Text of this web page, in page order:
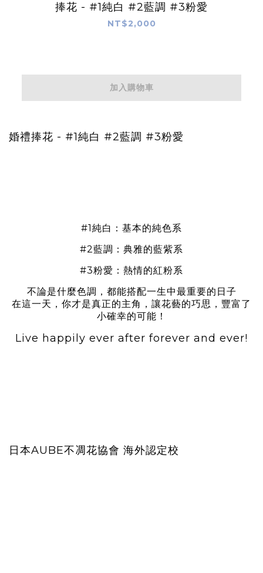
捧花 - #1純白 #2藍調 #3粉愛
NT$2,000
加入購物車
婚禮捧花 - #1純白 #2藍調 #3粉愛
#1純白：基本的純色系
#2藍調：典雅的藍紫系
#3粉愛：熱情的紅粉系
不論是什麼色調，都能搭配一生中最重要的日子
在這一天，你才是真正的主角，讓花藝的巧思，豐富了
小確幸的可能！
Live happily ever after forever and ever!
日本AUBE不凋花協會 海外認定校